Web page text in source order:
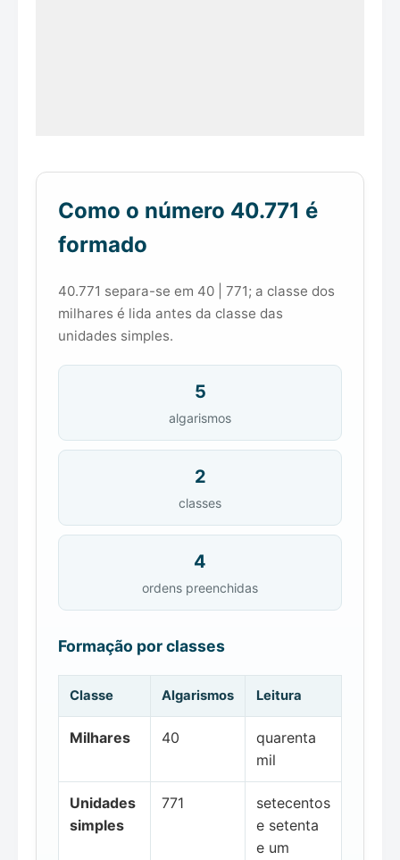
Como o número 40.771 é
formado
40.771 separa-se em 40 | 771; a classe dos
milhares é lida antes da classe das
unidades simples.
5
algarismos
2
classes
4
ordens preenchidas
Formação por classes
Classe Algarismos Leitura
Milhares 40
quarenta
mil
Unidades
simples
771
setecentos
e setenta
e um